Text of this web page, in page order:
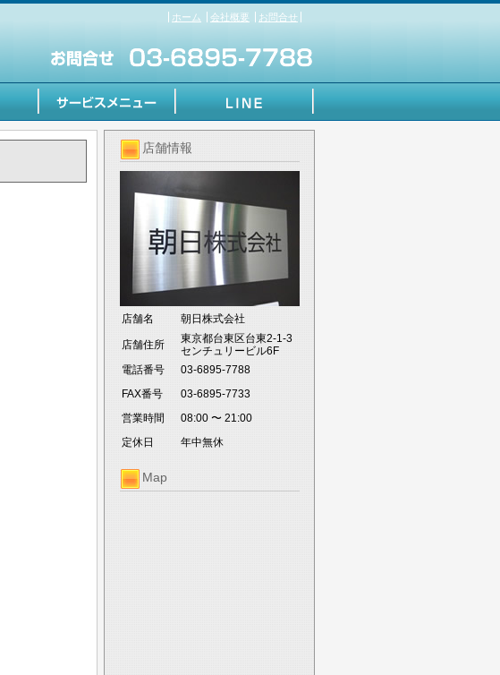
ホーム 会社概要 お問合せ
店舗情報
店舗名 朝日株式会社
店舗住所
東京都台東区台東2-1-3
センチュリービル6F
電話番号
03-6895-7788
FAX番号
03-6895-7733
営業時間
08:00 〜 21:00
定休日
年中無休
Map